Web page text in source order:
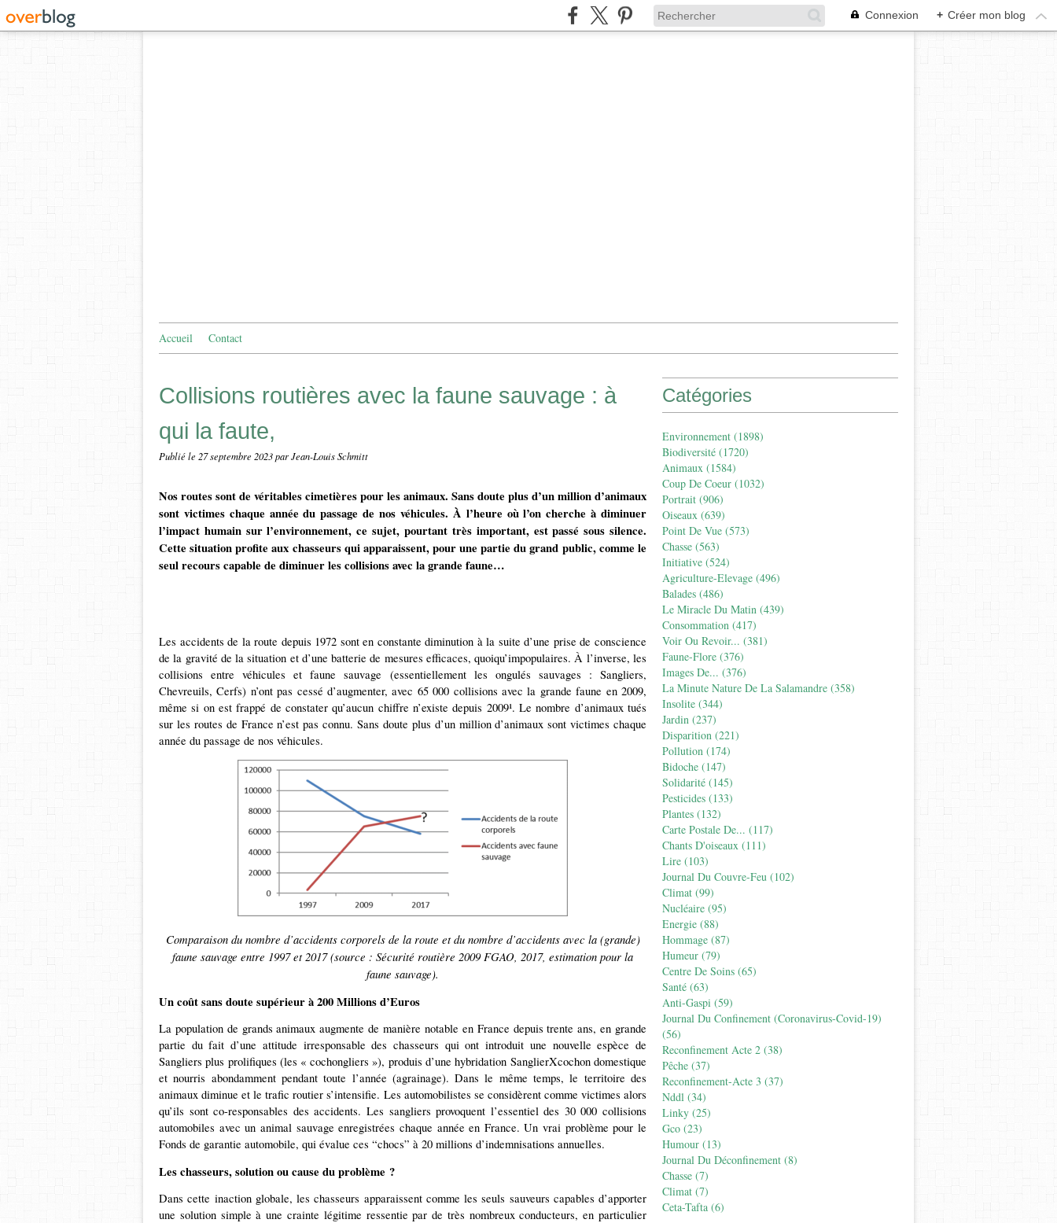
Connexion + Créer mon blog
Accueil Contact
Collisions routières avec la faune sauvage : à
qui la faute,
Publié le 27 septembre 2023par Jean-Louis Schmitt
Nos routes sont de véritables cimetières pour les animaux. Sans doute plus d’un million d’animaux
sont victimes chaque année du passage de nos véhicules. À l’heure où l’on cherche à diminuer
l’impact humain sur l’environnement, ce sujet, pourtant très important, est passé sous silence.
Cette situation profite aux chasseurs qui apparaissent, pour une partie du grand public, comme le
seul recours capable de diminuer les collisions avec la grande faune…
Les accidents de la route depuis 1972 sont en constante diminution à la suite d’une prise de conscience
de la gravité de la situation et d’une batterie de mesures efficaces, quoiqu’impopulaires. À l’inverse, les
collisions entre véhicules et faune sauvage (essentiellement les ongulés sauvages : Sangliers,
Chevreuils, Cerfs) n’ont pas cessé d’augmenter, avec 65 000 collisions avec la grande faune en 2009,
même si on est frappé de constater qu’aucun chiffre n’existe depuis 2009¹. Le nombre d’animaux tués
sur les routes de France n’est pas connu. Sans doute plus d’un million d’animaux sont victimes chaque
année du passage de nos véhicules.
Comparaison du nombre d’accidents corporels de la route et du nombre d’accidents avec la (grande)
faune sauvage entre 1997 et 2017 (source : Sécurité routière 2009 FGAO, 2017, estimation pour la
faune sauvage).
Un coût sans doute supérieur à 200 Millions d’Euros
La population de grands animaux augmente de manière notable en France depuis trente ans, en grande
partie du fait d’une attitude irresponsable des chasseurs qui ont introduit une nouvelle espèce de
Sangliers plus prolifiques (les « cochongliers »), produis d’une hybridation SanglierXcochon domestique
et nourris abondamment pendant toute l’année (agrainage). Dans le même temps, le territoire des
animaux diminue et le trafic routier s’intensifie. Les automobilistes se considèrent comme victimes alors
qu’ils sont co-responsables des accidents. Les sangliers provoquent l’essentiel des 30 000 collisions
automobiles avec un animal sauvage enregistrées chaque année en France. Un vrai problème pour le
Fonds de garantie automobile, qui évalue ces “chocs” à 20 millions d’indemnisations annuelles.
Les chasseurs, solution ou cause du problème ?
Dans cette inaction globale, les chasseurs apparaissent comme les seuls sauveurs capables d’apporter
une solution simple à une crainte légitime ressentie par de très nombreux conducteurs, en particulier
Catégories
Environnement (1898)
Biodiversité (1720)
Animaux (1584)
Coup De Coeur (1032)
Portrait (906)
Oiseaux (639)
Point De Vue (573)
Chasse (563)
Initiative (524)
Agriculture-Elevage (496)
Balades (486)
Le Miracle Du Matin (439)
Consommation (417)
Voir Ou Revoir... (381)
Faune-Flore (376)
Images De... (376)
La Minute Nature De La Salamandre (358)
Insolite (344)
Jardin (237)
Disparition (221)
Pollution (174)
Bidoche (147)
Solidarité (145)
Pesticides (133)
Plantes (132)
Carte Postale De... (117)
Chants D'oiseaux (111)
Lire (103)
Journal Du Couvre-Feu (102)
Climat (99)
Nucléaire (95)
Energie (88)
Hommage (87)
Humeur (79)
Centre De Soins (65)
Santé (63)
Anti-Gaspi (59)
Journal Du Confinement (coronavirus-Covid-19)
(56)
Reconfinement Acte 2 (38)
Pêche (37)
Reconfinement-Acte 3 (37)
Nddl (34)
Linky (25)
Gco (23)
Humour (13)
Journal Du Déconfinement (8)
Chasse (7)
Climat (7)
Ceta-Tafta (6)